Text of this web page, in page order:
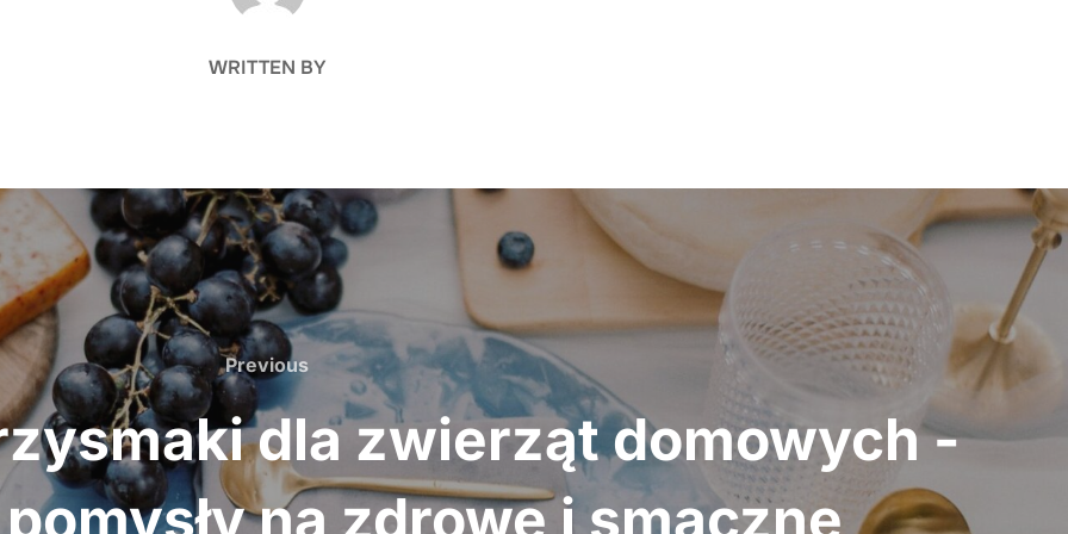
WRITTEN BY
Previous
Previous
dla zwierząt domowych -
na zdrowe i smaczne